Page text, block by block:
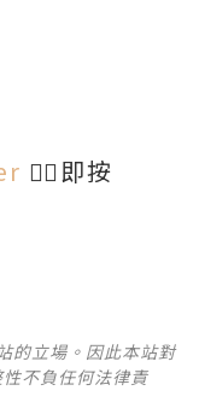
👈🏻即按
的立場。因此本站對
不負任何法律責